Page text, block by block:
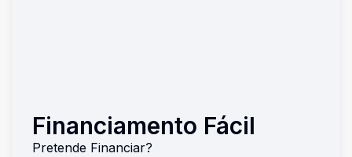
Financiamento Fácil
Pretende Financiar?